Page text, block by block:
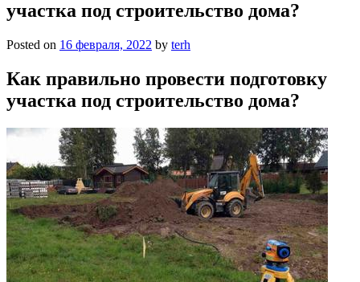
участка под строительство дома?
Posted on 16 февраля, 2022 by terh
Как правильно провести подготовку
участка под строительство дома?